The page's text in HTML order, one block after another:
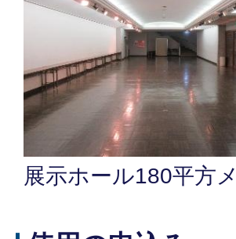
展示ホール180平方